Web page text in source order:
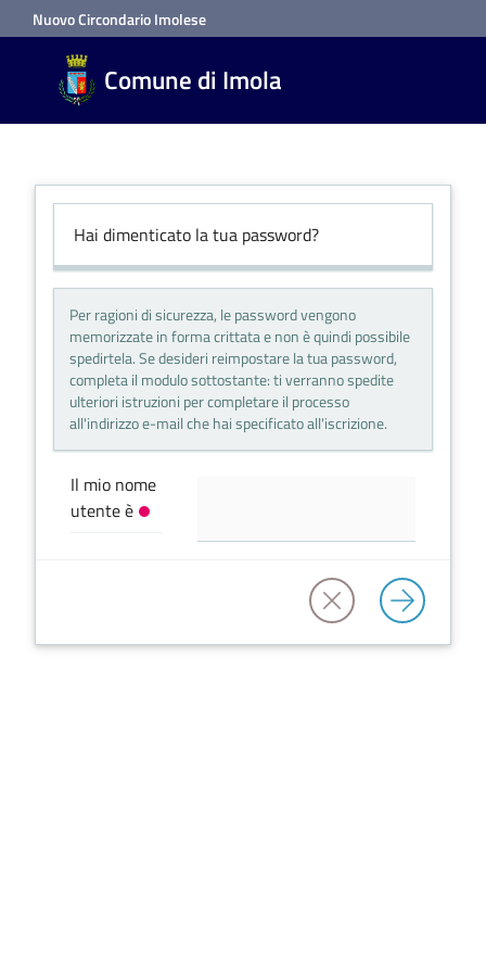
Vai al contenuto
Vai alla navigazione
Vai al footer
Nuovo Circondario Imolese
Comune di Imola
Hai dimenticato la tua password?
Per ragioni di sicurezza, le password vengono
memorizzate in forma crittata e non è quindi possibile
spedirtela. Se desideri reimpostare la tua password,
completa il modulo sottostante: ti verranno spedite
ulteriori istruzioni per completare il processo
all'indirizzo e-mail che hai specificato all'iscrizione.
Il mio nome
utente è